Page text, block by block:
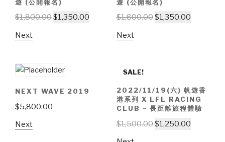
遊 (公開報名)
$1,800.00$1,350.00
Next
遊 (公開報名)
$1,800.00$1,350.00
Next
NEXT WAVE 2019
$5,800.00
Next
SALE!
2022/11/19(六) 帆遊香
港系列 X LFL RACING
CLUB ~ 長距離旅程體驗
$1,500.00$1,250.00